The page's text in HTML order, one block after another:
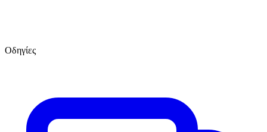
Οδηγίες